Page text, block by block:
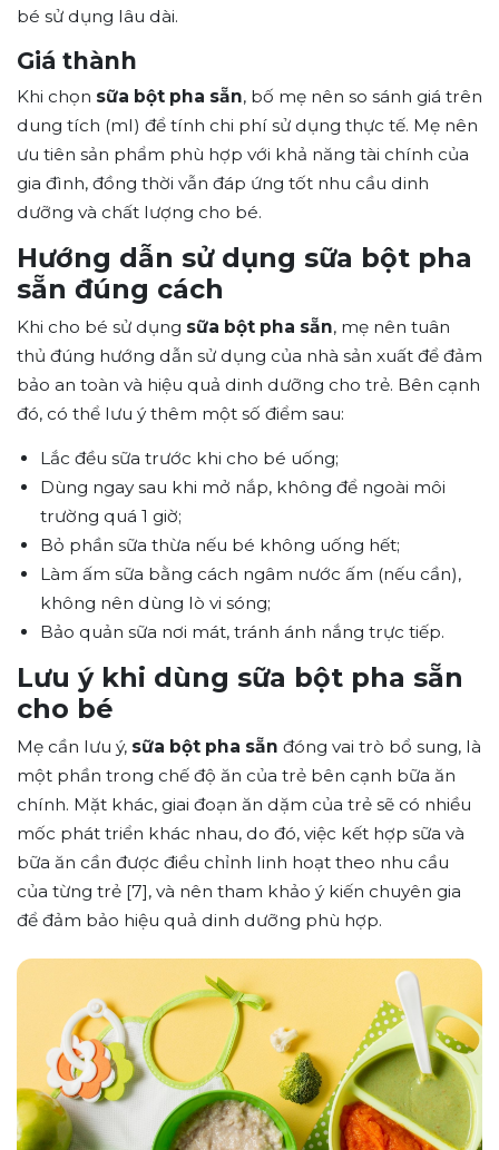
bé sử dụng lâu dài.
Giá thành
Khi chọn sữa bột pha sẵn, bố mẹ nên so sánh giá trên
dung tích (ml) để tính chi phí sử dụng thực tế. Mẹ nên
ưu tiên sản phẩm phù hợp với khả năng tài chính của
gia đình, đồng thời vẫn đáp ứng tốt nhu cầu dinh
dưỡng và chất lượng cho bé.
Hướng dẫn sử dụng sữa bột pha
sẵn đúng cách
Khi cho bé sử dụng sữa bột pha sẵn, mẹ nên tuân
thủ đúng hướng dẫn sử dụng của nhà sản xuất để đảm
bảo an toàn và hiệu quả dinh dưỡng cho trẻ. Bên cạnh
đó, có thể lưu ý thêm một số điểm sau:
Lắc đều sữa trước khi cho bé uống;
Dùng ngay sau khi mở nắp, không để ngoài môi
trường quá 1 giờ;
Bỏ phần sữa thừa nếu bé không uống hết;
Làm ấm sữa bằng cách ngâm nước ấm (nếu cần),
không nên dùng lò vi sóng;
Bảo quản sữa nơi mát, tránh ánh nắng trực tiếp.
Lưu ý khi dùng sữa bột pha sẵn
cho bé
Mẹ cần lưu ý, sữa bột pha sẵn đóng vai trò bổ sung, là
một phần trong chế độ ăn của trẻ bên cạnh bữa ăn
chính. Mặt khác, giai đoạn ăn dặm của trẻ sẽ có nhiều
mốc phát triển khác nhau, do đó, việc kết hợp sữa và
bữa ăn cần được điều chỉnh linh hoạt theo nhu cầu
của từng trẻ [7], và nên tham khảo ý kiến chuyên gia
để đảm bảo hiệu quả dinh dưỡng phù hợp.